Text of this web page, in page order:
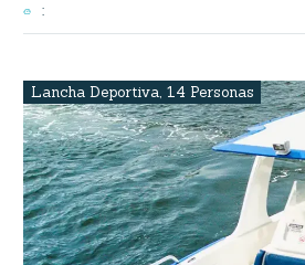
:
Lancha Deportiva, 14 Personas